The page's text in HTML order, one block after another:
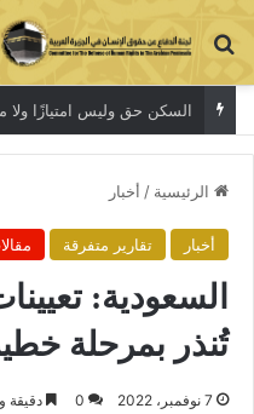
بحث عن
السكن حق وليس امتيازًا ولا
الرئيسية / أخبار
أخبار تقارير متفرقة
السعودية:
تُنذر بمرحلة
7 نوفمبر، 2022 0 دقيقة